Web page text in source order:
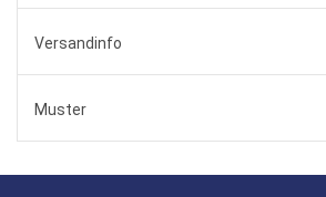
Versandinfo
Muster